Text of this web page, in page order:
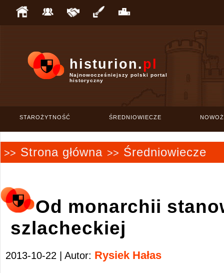
histurion.pl
Najnowocześniejszy polski portal
historyczny
STAROŻYTNOŚĆ ŚREDNIOWIECZE
>> Strona główna >> Średniowiecze
Od monarchii
szlacheckiej
2013-10-22 | Autor: Rysiek Hałas